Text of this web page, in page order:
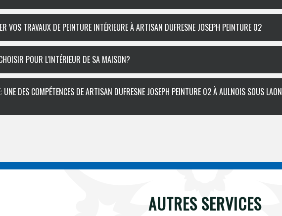
VOS TRAVAUX DE PEINTURE INTÉRIEURE À ARTISAN DUFRESNE JOSEPH PEINTURE 02
POUR L'INTÉRIEUR DE SA MAISON?
UNE DES COMPÉTENCES DE ARTISAN DUFRESNE JOSEPH PEINTURE 02 À AULNOIS SOUS LAON
AUTRES SERVICES